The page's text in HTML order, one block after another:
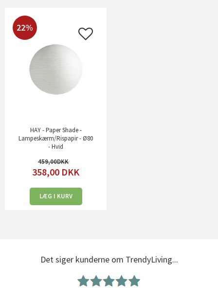
22%
HAY - Paper Shade -
Lampeskærm/Rispapir - Ø80
- Hvid
459,00
358,00 DKK
LÆG I KURV
Det siger kunderne om TrendyLiving...